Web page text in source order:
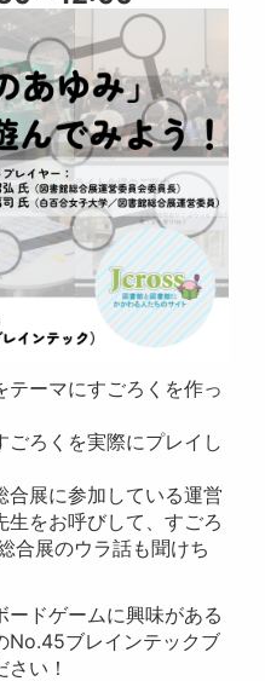
テーマにすごろくを作っ
ごろくを実際にプレイし
合展に参加している運営
をお呼びして、すごろ
合展のウラ話も聞けち
ドゲームに興味がある
No.45ブレインテックブ
い！